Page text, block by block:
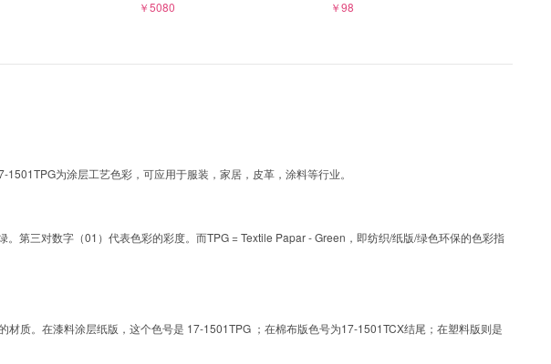
￥5080
￥98
为涂层工艺色彩，可应用于服装，家居，皮革，涂料等行业。
第三对数字（01）代表色彩的彩度。而TPG = Textile Papar - Green，即纺织/纸版/绿色环保的色彩指
质。在漆料涂层纸版，这个色号是 17-1501TPG ；在棉布版色号为17-1501TCX结尾；在塑料版则是